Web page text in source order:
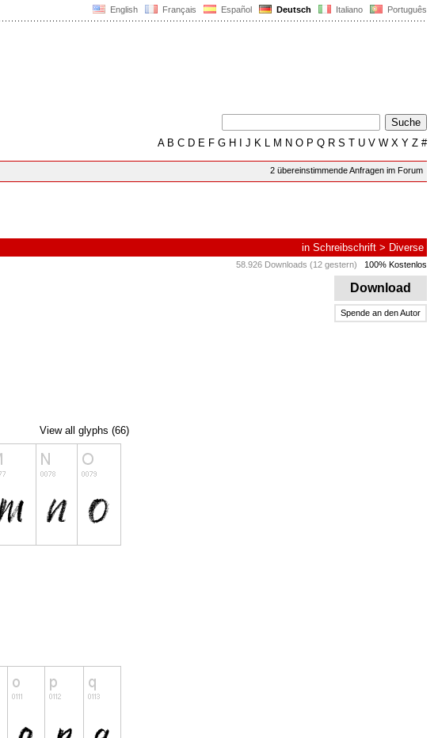
English Français Español Deutsch Italiano Português
AB C D E F G H J K L M N O P Q R S T U V W X Y Z #
2 übereinstimmende Anfragen im Forum
in Schreibschrift > Diverse
58.926 Downloads (12 gestern) 100% Kostenlos
Download
Spende an den Autor
View all glyphs (66)